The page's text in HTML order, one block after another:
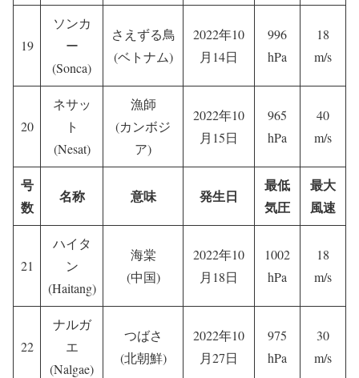
19
ソンカ
ー
(Sonca)
さえずる鳥
(ベトナム)
2022年10
月14日
996
hPa
18
m/s
20
ネサッ
ト
(Nesat)
漁師
(カンボジ
ア)
2022年10
月15日
965
hPa
40
m/s
号
数
名称 意味 発生日
最低
気圧
最大
風速
21
ハイタ
ン
(Haitang)
海棠
(中国)
2022年10
月18日
1002
hPa
18
m/s
22
ナルガ
エ
(Nalgae)
つばさ
(北朝鮮)
2022年10
月27日
975
hPa
30
m/s